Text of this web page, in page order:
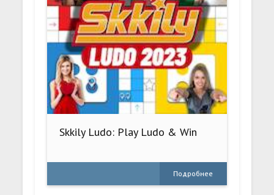
Skkily Ludo: Play Ludo & Win
Подробнее